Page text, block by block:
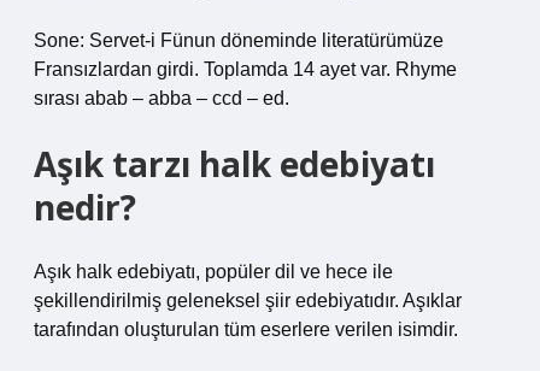
Sone: Servet-i Fünun döneminde literatürümüze
Fransızlardan girdi. Toplamda 14 ayet var. Rhyme
sırası abab – abba – ccd – ed.
Aşık tarzı halk edebiyatı
nedir?
Aşık halk edebiyatı, popüler dil ve hece ile
şekillendirilmiş geleneksel şiir edebiyatıdır. Aşıklar
tarafından oluşturulan tüm eserlere verilen isimdir.